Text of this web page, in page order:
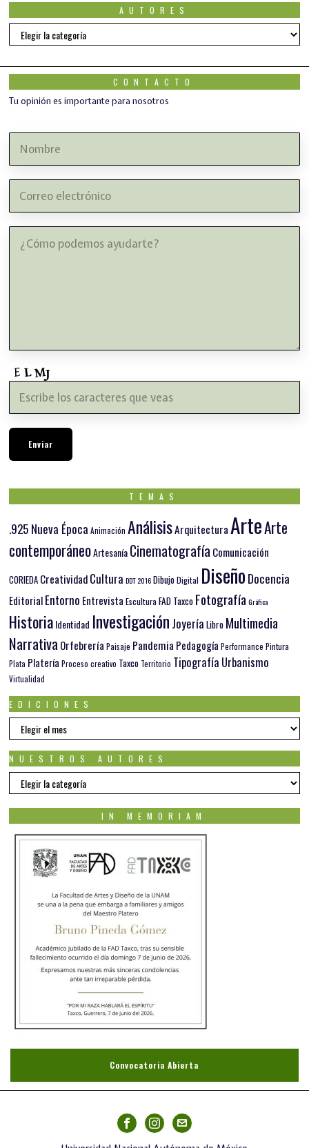
AUTORES
AUTORES
CONTACTO
Tu opinión es importante para nosotros
TEMAS
.925 Nueva Época Animación AnálisisArquitecturaArteArte
contemporáneoArtesaníaCinematografíaComunicación
CORIEDA CreatividadCultura DDT 2016 DibujoDigital DiseñoDocencia
EditorialEntorno Entrevista EsculturaFAD Taxco Fotografía Gráfica
HistoriaIdentidad Investigación Joyería Libro Multimedia
Narrativa Orfebrería Paisaje Pandemia Pedagogía Performance Pintura
Plata Platería Proceso creativo Taxco Territorio Tipografía Urbanismo
Virtualidad
EDICIONES
EDICIONES
NUESTROS AUTORES
Nuestros
autores
IN MEMORIAM
Convocatoria Abierta